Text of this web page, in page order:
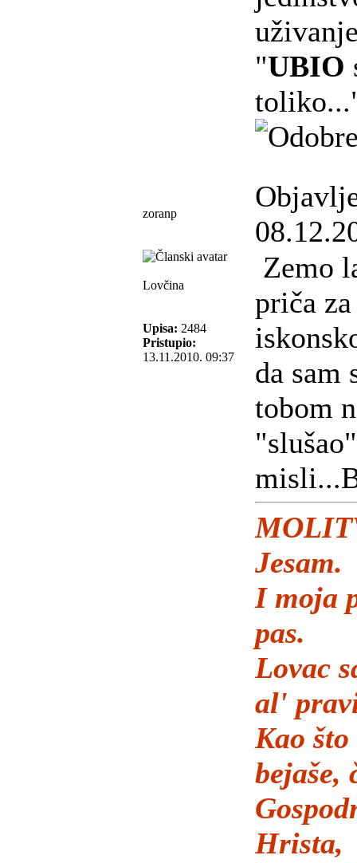
"UBIO
zoranp
Lovčina
Upisa: 2484
Pristupio:
13.11.2010. 09:37
Zemo
priča
da sam
tobom
Jesam.
I moja
pas.
Lovac
al'
Kao
bejaše,
Hrista,